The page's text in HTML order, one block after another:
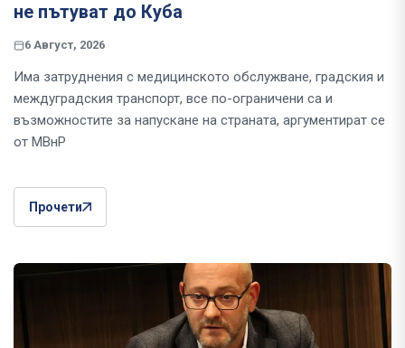
не пътуват до Куба
6 Август, 2026
Има затруднения с медицинското обслужване, градския и
междуградския транспорт, все по-ограничени са и
възможностите за напускане на страната, аргументират се
от МВнР
Прочети